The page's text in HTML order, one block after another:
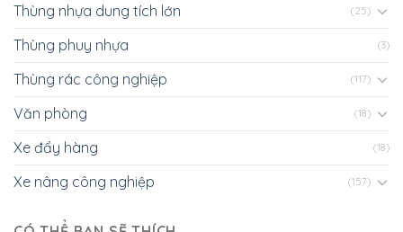
Thùng nhựa dung tích lớn (25)
Thùng phuy nhựa (3)
Thùng rác công nghiệp (117)
Văn phòng (18)
Xe đẩy hàng (18)
Xe nâng công nghiệp (157)